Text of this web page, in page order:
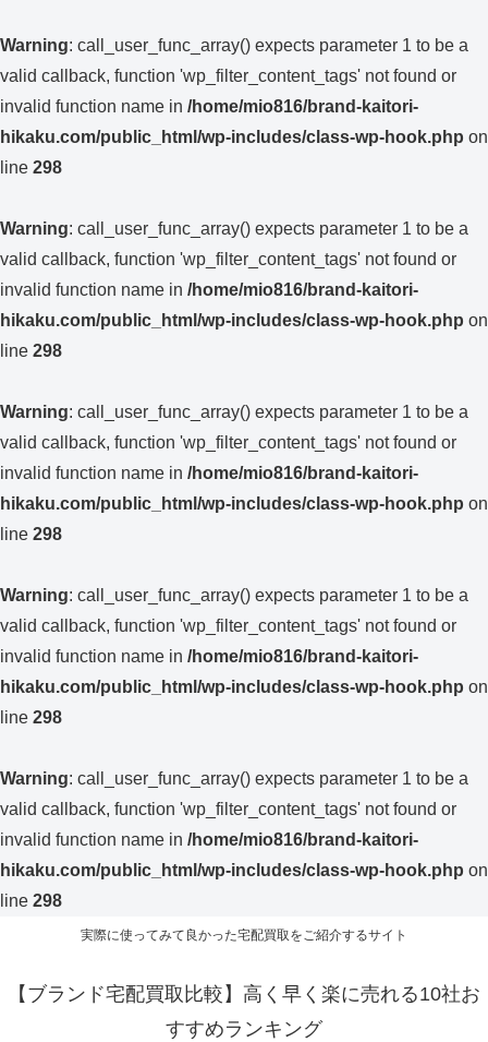
Warning: call_user_func_array() expects parameter 1 to be a
valid callback, function 'wp_filter_content_tags' not found or
invalid function name in /home/mio816/brand-kaitori-
hikaku.com/public_html/wp-includes/class-wp-hook.php on
line 298
Warning: call_user_func_array() expects parameter 1 to be a
valid callback, function 'wp_filter_content_tags' not found or
invalid function name in /home/mio816/brand-kaitori-
hikaku.com/public_html/wp-includes/class-wp-hook.php on
line 298
Warning: call_user_func_array() expects parameter 1 to be a
valid callback, function 'wp_filter_content_tags' not found or
invalid function name in /home/mio816/brand-kaitori-
hikaku.com/public_html/wp-includes/class-wp-hook.php on
line 298
Warning: call_user_func_array() expects parameter 1 to be a
valid callback, function 'wp_filter_content_tags' not found or
invalid function name in /home/mio816/brand-kaitori-
hikaku.com/public_html/wp-includes/class-wp-hook.php on
line 298
Warning: call_user_func_array() expects parameter 1 to be a
valid callback, function 'wp_filter_content_tags' not found or
invalid function name in /home/mio816/brand-kaitori-
hikaku.com/public_html/wp-includes/class-wp-hook.php on
line 298
実際に使ってみて良かった宅配買取をご紹介するサイト
【ブランド宅配買取比較】高く早く楽に売れる10社お
すすめランキング